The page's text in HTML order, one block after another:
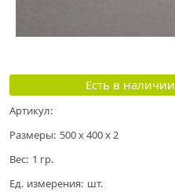
Есть в наличии
Артикул:
Размеры: 500 x 400 x 2
Вес: 1 гр.
Ед. измерения: шт.